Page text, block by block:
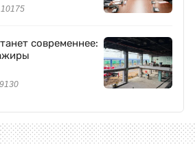
10175
современнее:
9130